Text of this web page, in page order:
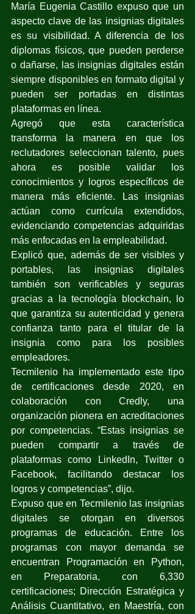
María Eugenia Castillo expuso que un
aspecto clave de las insignias digitales
es su visibilidad. A diferencia de los
diplomas físicos, que pueden perderse
o dañarse, las insignias digitales están
siempre disponibles en formato digital y
pueden ser portadas en distintas
plataformas en línea.
Agregó que esta característica
transforma la manera en que los
reclutadores seleccionan talento, pues
ahora es posible validar los
conocimientos y logros específicos de
manera más eficiente. Las insignias
actúan como currícula extendidos,
evidenciando competencias adquiridas
más enfocadas en la empleabilidad.
Explicó que, además de ser visibles y
portables, las insignias digitales
también son verificables y seguras
gracias a la tecnología blockchain, lo
que garantiza su autenticidad y genera
confianza tanto para el titular de la
insignia como para los posibles
empleadores.
Tecmilenio ha implementado este tipo
de certificaciones desde 2020, en
colaboración con Credly, una
organización pionera en acreditaciones
por competencias. “Estas insignias se
pueden compartir a través de
plataformas como LinkedIn, Twitter o
Facebook, facilitando destacar los
logros y competencias”, dijo.
Expuso que en Tecmilenio las insignias
digitales se otorgan en diversos
programas de educación. Entre los
programas con mayor demanda se
encuentran Programación en Python,
en Preparatoria, con 6,330
certificaciones; Dirección Estratégica y
Análisis Cuantitativo, en Maestría, con